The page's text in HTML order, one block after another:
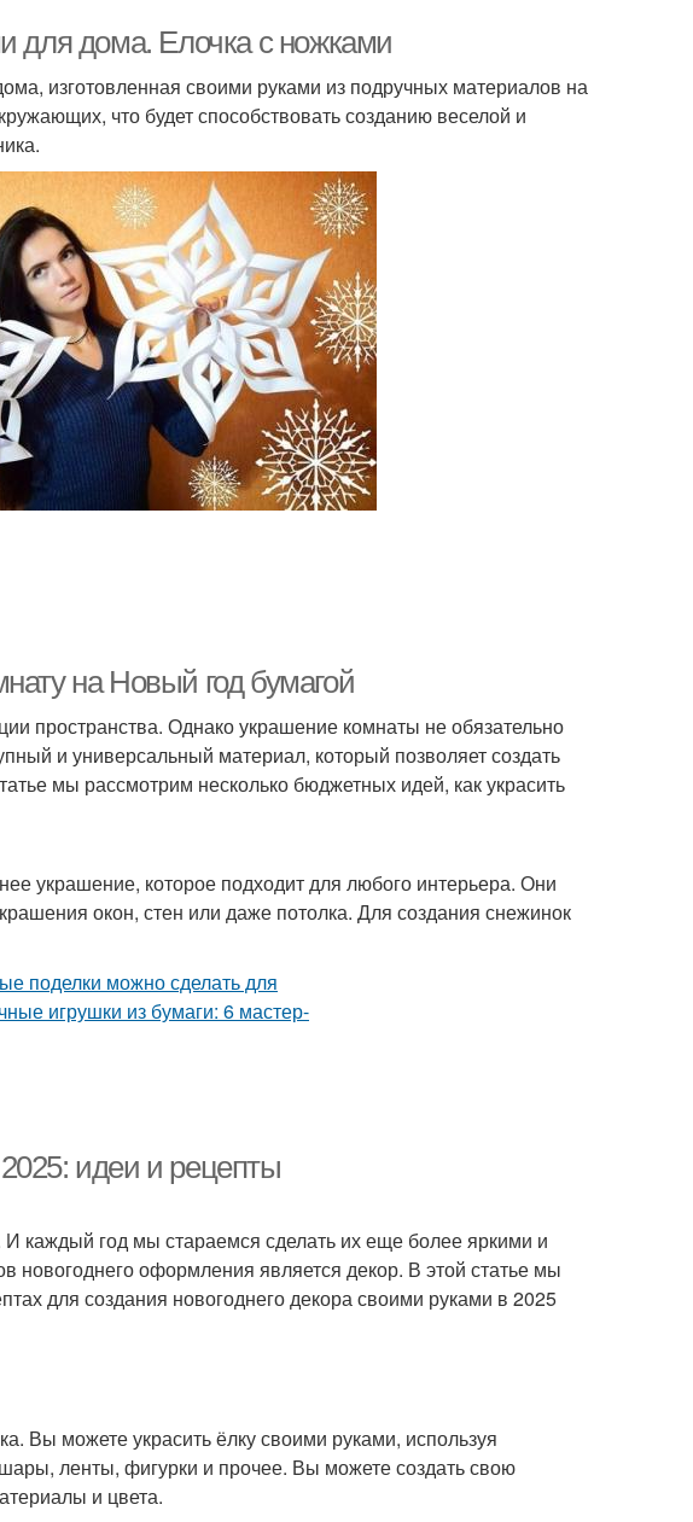
для дома. Елочка с ножками
изготовленная своими руками из подручных материалов на
что будет способствовать созданию веселой и
на Новый год бумагой
пространства. Однако украшение комнаты не обязательно
и универсальный материал, который позволяет создать
мы рассмотрим несколько бюджетных идей, как украсить
украшение, которое подходит для любого интерьера. Они
окон, стен или даже потолка. Для создания снежинок
идеи и рецепты
каждый год мы стараемся сделать их еще более яркими и
оформления является декор. В этой статье мы
для создания новогоднего декора своими руками в 2025
Вы можете украсить ёлку своими руками, используя
ленты, фигурки и прочее. Вы можете создать свою
и цвета.